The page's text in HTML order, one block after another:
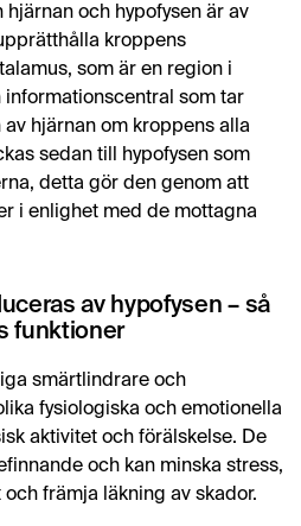
för tillväxt av mjölkkörtlarna
(ADH): Påverkar njurarnas
hormon (TSH): Reglerar
"kärlekshormonet", ökar
för kroppens funktioner, från
och hypofysen är av
kroppens
som är en region i
informationscentral som tar
hjärnan om kroppens alla
sedan till hypofysen som
detta gör den genom att
i enlighet med de mottagna
av hypofysen – så
funktioner
smärtlindrare och
fysiologiska och emotionella
aktivitet och förälskelse. De
och kan minska stress,
främja läkning av skador.